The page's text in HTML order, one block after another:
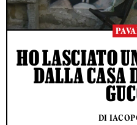
HO LASCIATO
DALLA CASA
DI